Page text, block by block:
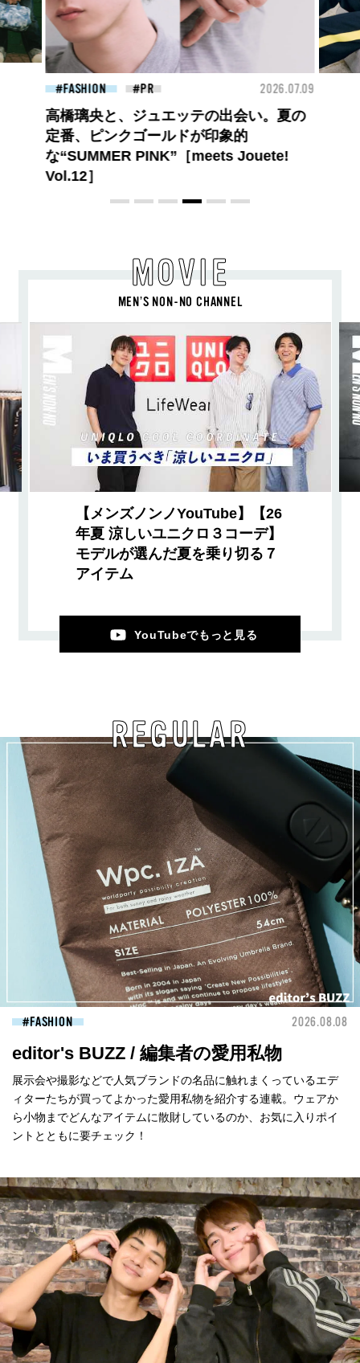
FASHION 2026.07.09
ロエベの新しい世界へようこそ。大胆な
コントラストとレイヤードの先に。装う
喜び、明るいスピリット
MOVIE
MEN’S NON-NO CHANNEL
【メンズノンノYouTube】【26
年夏 涼しいユニクロ３コーデ】
モデルが選んだ夏を乗り切る７
アイテム
YouTubeでもっと見る
REGULAR
FASHION 2026.08.08
editor's BUZZ / 編集者の愛用私物
展示会や撮影などで人気ブランドの名品に触れまくっているエデ
ィターたちが買ってよかった愛用私物を紹介する連載。ウェアか
ら小物までどんなアイテムに散財しているのか、お気に入りポイ
ントとともに要チェック！